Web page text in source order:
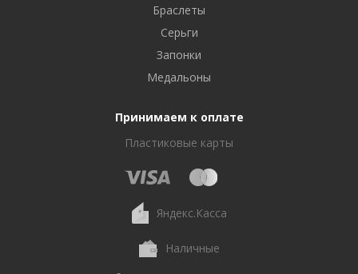
Браслеты
Серьги
Запонки
Медальоны
Принимаем к оплате
Пластиковые карты
Яндекс.Касса
Наличные